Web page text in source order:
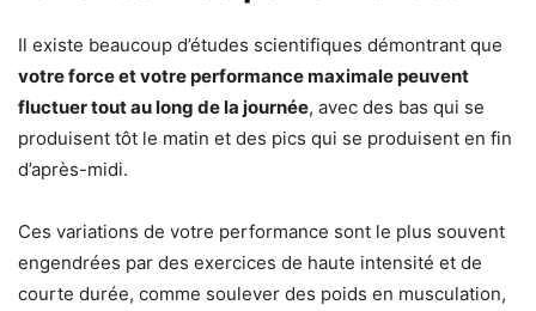
Il existe beaucoup d’études scientifiques démontrant que
votre force et votre performance maximale peuvent
fluctuer tout au long de la journée, avec des bas qui se
produisent tôt le matin et des pics qui se produisent en fin
d’après-midi.
Ces variations de votre performance sont le plus souvent
engendrées par des exercices de haute intensité et de
courte durée, comme soulever des poids en musculation,